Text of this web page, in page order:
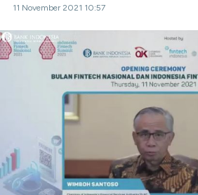
11 November 2021 10:57